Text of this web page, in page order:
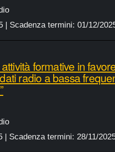
| Scadenza termini: 01/12/
formative in
radio a bassa
| Scadenza termini: 28/11/